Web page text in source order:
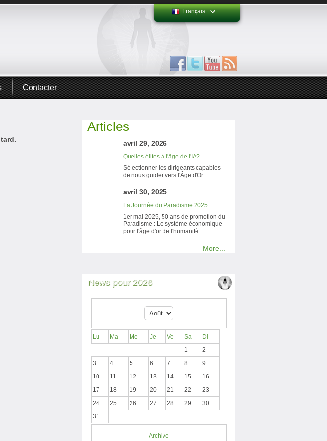
Français
Contacter
Articles
avril 29, 2026
Quelles élites à l'âge de l'IA?
Sélectionner les dirigeants capables
de nous guider vers l'Âge d'Or
avril 30, 2025
La Journée du Paradisme 2025
1er mai 2025, 50 ans de promotion du
Paradisme : Le système économique
pour l'âge d'or de l'humanité.
More...
News pour 2026
Lu Ma Me Je Ve Sa
Di
1
2
3
4 5 6 7 8
9
10
11 12 13 14 15
16
17
18 19 20 21 22
23
24
25 26 27 28 29
30
31
Archive